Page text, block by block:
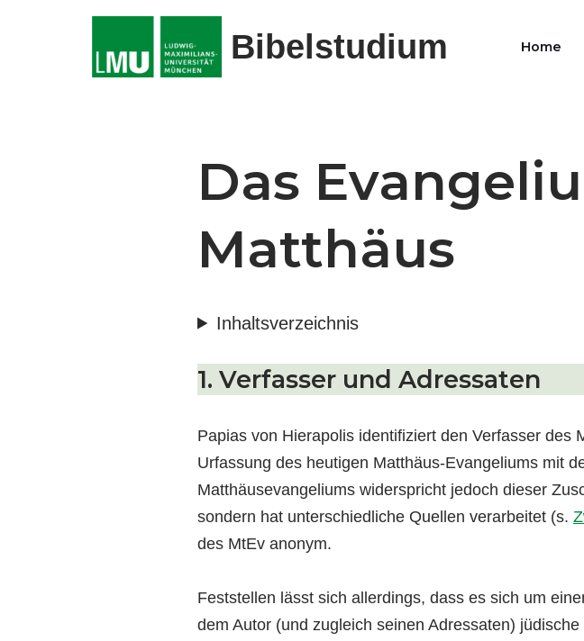
Bibelstudium Home
Das
Matthäus
Inhaltsverzeichnis
1. Verfasser und Adressaten
Papias von Hierapolis identifiziert den Verfasser des
Urfassung des heutigen Matthäus-Evangeliums mit
Matthäusevangeliums widerspricht jedoch dieser
sondern hat unterschiedliche Quellen verarbeitet (s.
des MtEv anonym.
Feststellen lässt sich allerdings, dass es sich um
dem Autor (und zugleich seinen Adressaten)